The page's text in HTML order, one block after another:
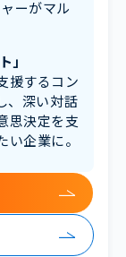
ーがマル
」
援するコン
、深い対話
思決定を支
企業に。